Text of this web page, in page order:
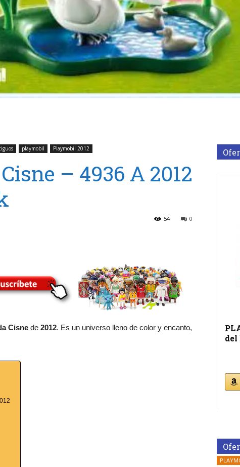
playmobil Playmobil 2012
– 4936 A 2012
0
54
Cisne de 2012. Es un universo lleno de color y encanto,
del